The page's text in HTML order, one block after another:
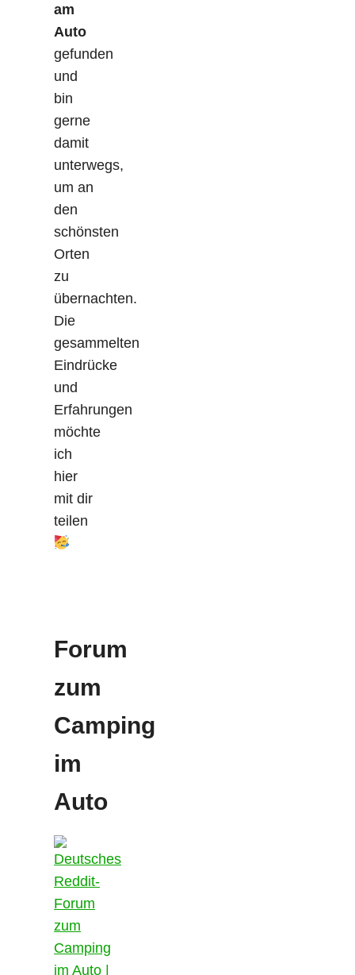
am
Auto
gefunden
und
bin
gerne
damit
unterwegs,
um an
den
schönsten
Orten
zu
übernachten.
Die
gesammelten
Eindrücke
und
Erfahrungen
möchte
ich
hier
mit dir
teilen
Forum
zum
Camping
im
Auto